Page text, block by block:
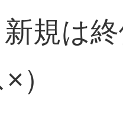
規は
）